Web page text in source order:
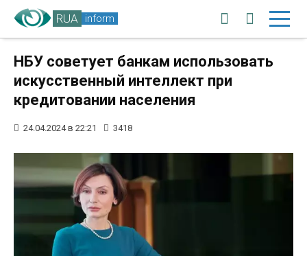
RUA inform
НБУ советует банкам использовать
искусственный интеллект при
кредитовании населения
24.04.2024 в 22:21 3418